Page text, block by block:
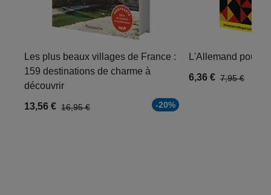
Les plus beaux villages de France :
159 destinations de charme à
découvrir
13,56 € 16,95 € -20%
L'Allemand pour
6,36 € 7,95 €